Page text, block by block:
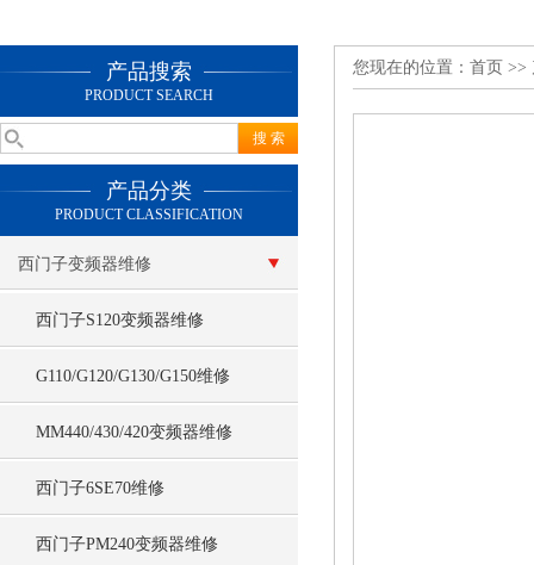
产品搜索
PRODUCT SEARCH
产品分类
PRODUCT CLASSIFICATION
西门子变频器维修
西门子S120变频器维修
G110/G120/G130/G150维修
MM440/430/420变频器维修
西门子6SE70维修
西门子PM240变频器维修
您现在的位置： 首页 >>